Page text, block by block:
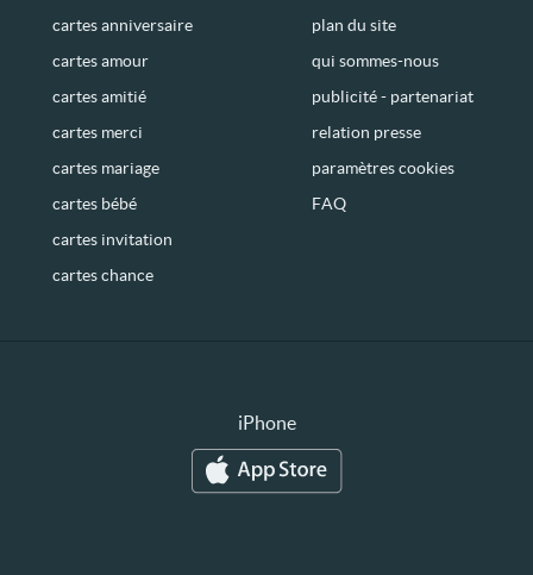
cartes anniversaire
cartes amour
cartes amitié
cartes merci
cartes mariage
cartes bébé
cartes invitation
cartes chance
plan du site
qui sommes-nous
publicité - partenariat
relation presse
paramètres cookies
FAQ
iPhone